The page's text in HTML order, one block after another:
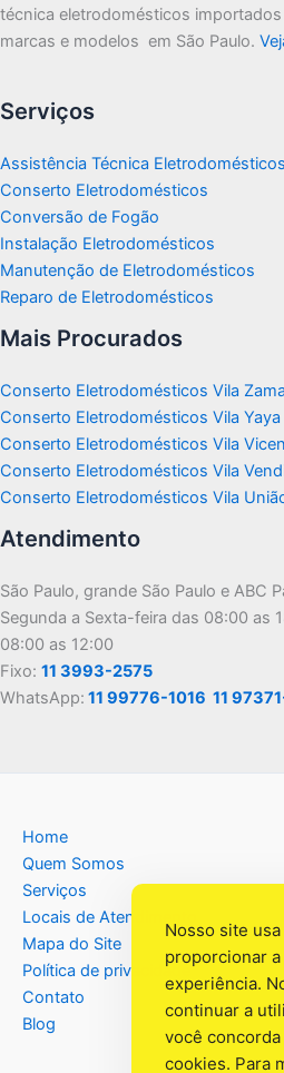
técnica eletrodomésticos
marcas e modelos em São Paulo.
Serviços
Assistência Técnica Eletrodomésticos
Conserto Eletrodomésticos
Conversão de Fogão
Instalação Eletrodomésticos
Manutenção de Eletrodomésticos
Reparo de Eletrodomésticos
Mais Procurados
Conserto Eletrodomésticos Vila
Conserto Eletrodomésticos Vila Yaya
Conserto Eletrodomésticos Vila
Conserto Eletrodomésticos Vila
Conserto Eletrodomésticos Vila
Atendimento
São Paulo, grande São Paulo e ABC
Segunda a Sexta-feira das 08:00 as
08:00 as 12:00
Fixo: 11 3993-2575
WhatsApp: 11 99776-1016 11
Home
Quem Somos
Serviços
Locais de Atendimento
Mapa do Site
Política de privacidade
Contato
Blog
Nosso site
proporcionar
experiência.
continuar a
você
cookies. Para